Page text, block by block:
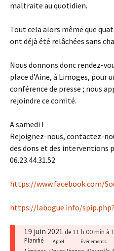
maltraite au quotidien.
Tout cela alors même que
ont déjà été relâchées sans
Nous donnons donc rendez-
place d’Aine, à Limoges, pour
conférence de presse ; nous
rejoindre ce comité.
A samedi !
Rejoignez-nous, contactez-
des dons et des interventions
06.23.44.31.52
https://www.facebook.com/
https://labogue.info/
19 juin 2021 de11 h 00 min à
Planifié Appel Événements